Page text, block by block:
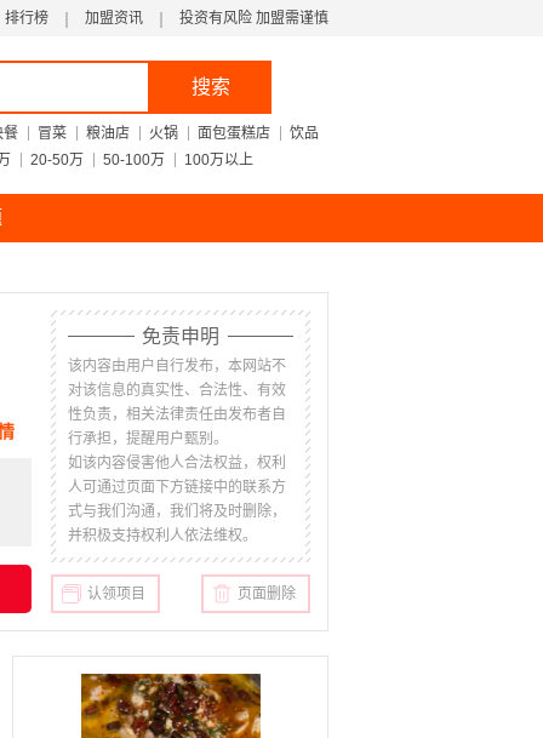
投资有风险 加盟需谨慎
加盟资讯
排行榜
搜索
餐 冒菜 粮油店 火锅 面包蛋糕店
饮品
20-50万 50-100万 100万以上
免责申明
该内容由用户自行发布，本网站不
对该信息的真实性、合法性、有效
性负责，相关法律责任由发布者自
行承担，提醒用户甄别。
如该内容侵害他人合法权益，权利
人可通过页面下方链接中的联系方
式与我们沟通，我们将及时删除，
并积极支持权利人依法维权。
认领项目 页面删除